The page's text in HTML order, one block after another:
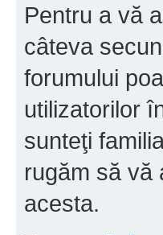
Pentru a vă
câteva
forumului
utilizatorilor
sunteţi
rugăm să vă
acesta.